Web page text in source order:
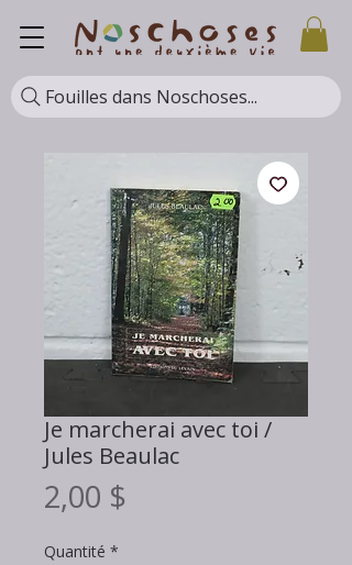
Fouilles dans Noschoses...
Je marcherai avec toi /
Jules Beaulac
2,00 $
Quantité *